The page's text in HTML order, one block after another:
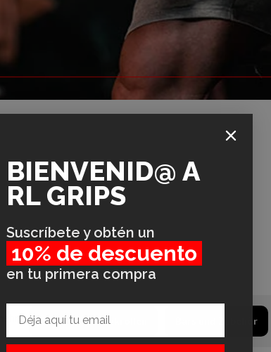
Griffe für Umlenkrollen Bars und Zubehör
BIENVENID@ A
RL GRIPS
Suscríbete y obtén un
10% de descuento
en tu primera compra